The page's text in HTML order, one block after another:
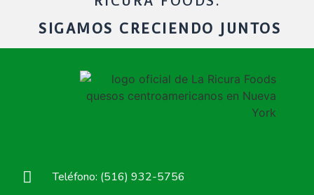
SIGAMOS CRECIENDO JUNTOS
Teléfono: (516) 932-5756